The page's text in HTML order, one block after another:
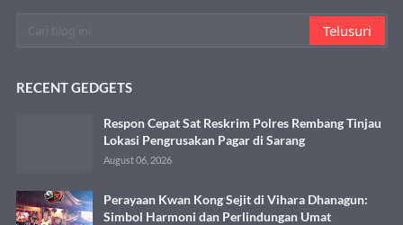
RECENT GEDGETS
Respon Cepat Sat Reskrim Polres Rembang Tinjau
Lokasi Pengrusakan Pagar di Sarang
August 06, 2026
Perayaan Kwan Kong Sejit di Vihara Dhanagun:
Simbol Harmoni dan Perlindungan Umat